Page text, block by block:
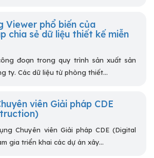
Viewer phổ biến của
chia sẻ dữ liệu thiết kế miễn
đoạn trong quy trình sản xuất sản
ty. Các dữ liệu từ phòng thiết...
viên Giải pháp CDE
Chuyên viên Giải pháp CDE (Digital
gia triển khai các dự án xây...